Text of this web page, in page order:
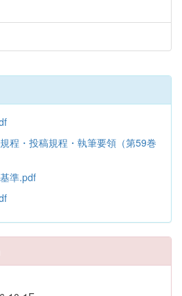
程・投稿規程・執筆要領（第59巻
準.pdf